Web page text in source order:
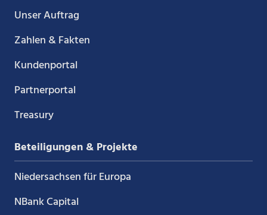
Unser Auftrag
Zahlen & Fakten
Kundenportal
Partnerportal
Treasury
Beteiligungen & Projekte
Niedersachsen für Europa
NBank Capital